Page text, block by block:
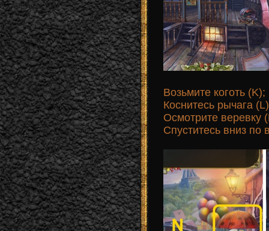
Возьмите коготь
Коснитесь рычага
Осмотрите веревку
Спуститесь вниз по